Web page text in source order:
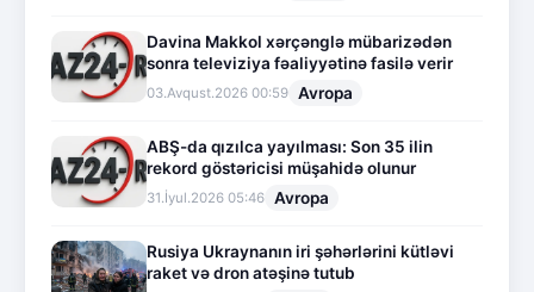
Davina Makkol xərçənglə mübarizədən
sonra televiziya fəaliyyətinə fasilə verir
03.Avqust.2026 00:59 Avropa
ABŞ-da qızılca yayılması: Son 35 ilin
rekord göstəricisi müşahidə olunur
31.İyul.2026 05:46 Avropa
Rusiya Ukraynanın iri şəhərlərini kütləvi
raket və dron atəşinə tutub